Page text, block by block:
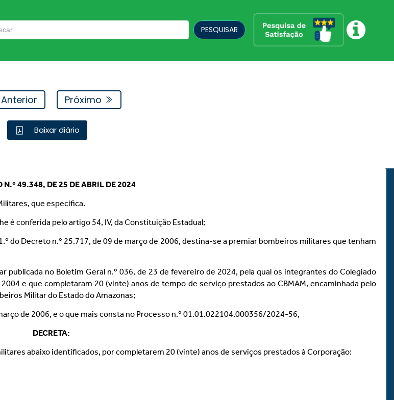
PESQUISAR
Anterior
Próximo
Baixar diário
N.º 49.348, DE 25 DE ABRIL DE 2024
que especifica.
é conferida pelo artigo 54, IV, da Constituição Estadual;
1.º do Decreto n.º 25.717, de 09 de março de 2006, destina-se a premiar bombeiros militares que tenham
publicada no Boletim Geral n.º 036, de 23 de fevereiro de 2024, pela qual os integrantes do Colegiado
e que completaram 20 (vinte) anos de tempo de serviço prestados ao CBMAM, encaminhada pelo
Militar do Estado do Amazonas;
de 2006, e o que mais consta no Processo n.º 01.01.022104.000356/2024-56,
DECRETA:
abaixo identificados, por completarem 20 (vinte) anos de serviços prestados à Corporação: